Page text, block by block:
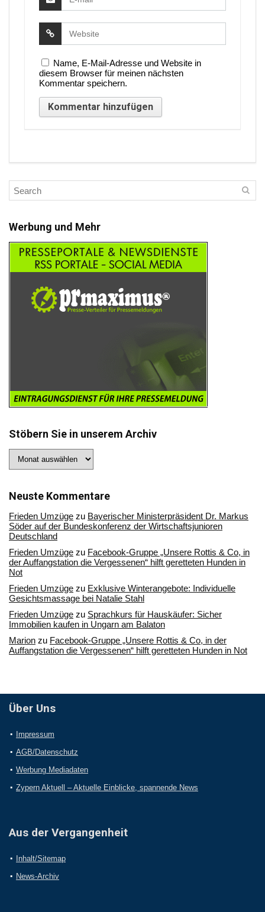
Name, E-Mail-Adresse und Website in
diesem Browser für meinen nächsten
Kommentar speichern.
Werbung und Mehr
Stöbern Sie in unserem Archiv
Sie
Archiv
Neuste Kommentare
Frieden Umzüge zu Bayerischer Ministerpräsident Dr. Markus
Söder auf der Bundeskonferenz der Wirtschaftsjunioren
Deutschland
Frieden Umzüge zu Facebook-Gruppe „Unsere Rottis & Co, in
der Auffangstation die Vergessenen“ hilft geretteten Hunden in
Not
Frieden Umzüge zu Exklusive Winterangebote: Individuelle
Gesichtsmassage bei Natalie Stahl
Frieden Umzüge zu Sprachkurs für Hauskäufer: Sicher
Immobilien kaufen in Ungarn am Balaton
Marion zu Facebook-Gruppe „Unsere Rottis & Co, in der
Auffangstation die Vergessenen“ hilft geretteten Hunden in Not
Über Uns
Impressum
AGB/Datenschutz
Werbung Mediadaten
Zypern Aktuell – Aktuelle Einblicke, spannende News
Aus der Vergangenheit
Inhalt/Sitemap
News-Archiv